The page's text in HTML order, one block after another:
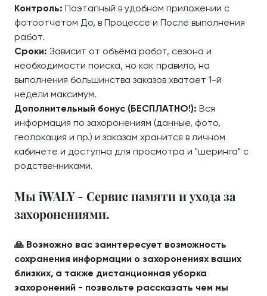
Контроль: Поэтапный в удобном приложении с
фотоотчётом До, в Процессе и После выполнения
работ.
Сроки: Зависит от объёма работ, сезона и
необходимости поиска, но как правило, на
выполнения большинства заказов хватает 1-й
недели максимум.
Дополнительный бонус (БЕСПЛАТНО!): Вся
информация по захоронениям (данные, фото,
геолокация и пр.) и заказам хранится в личном
кабинете и доступна для просмотра и "шеринга" с
родственниками.
Мы iWALY - Сервис памяти и ухода за
захоронениями.
🙏 Возможно вас заинтересует возможность
сохранения информации о захоронениях ваших
близких, а также дистанционная уборка
захоронений - позвольте рассказать чем мы